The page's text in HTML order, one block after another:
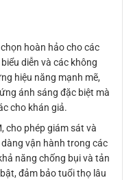
hoàn hảo cho các
diễn và các không
hiệu năng mạnh mẽ,
ánh sáng đặc biệt mà
cho khán giả.
cho phép giám sát và
vận hành trong các
năng chống bụi và tản
đảm bảo tuổi thọ lâu